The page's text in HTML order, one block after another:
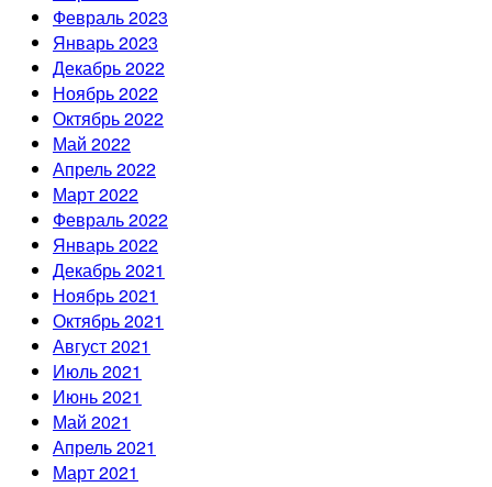
Февраль 2023
Январь 2023
Декабрь 2022
Ноябрь 2022
Октябрь 2022
Май 2022
Апрель 2022
Март 2022
Февраль 2022
Январь 2022
Декабрь 2021
Ноябрь 2021
Октябрь 2021
Август 2021
Июль 2021
Июнь 2021
Май 2021
Апрель 2021
Март 2021